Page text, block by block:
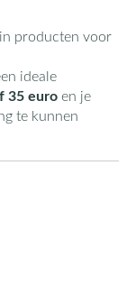
producten voor
ideale
35 euroen je
te kunnen